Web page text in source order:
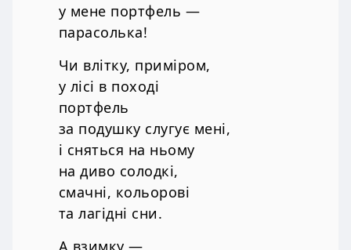
у мене портфель —
парасолька!
Чи влітку, приміром,
у лісі в поході
портфель
за подушку слугує мені,
і сняться на ньому
на диво солодкі,
смачні, кольорові
та лагідні сни.